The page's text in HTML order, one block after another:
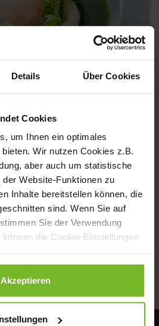
Details Über Cookies
Cookies
um Ihnen ein optimales
Wir nutzen Cookies z.B.
aber auch um statistische
Website-Funktionen zu
Inhalte bereitstellen können, die
sind. Wenn Sie auf
Sie der Verwendung
die Cookie-Einstellungen
|Impressum
Akzeptieren
Senden